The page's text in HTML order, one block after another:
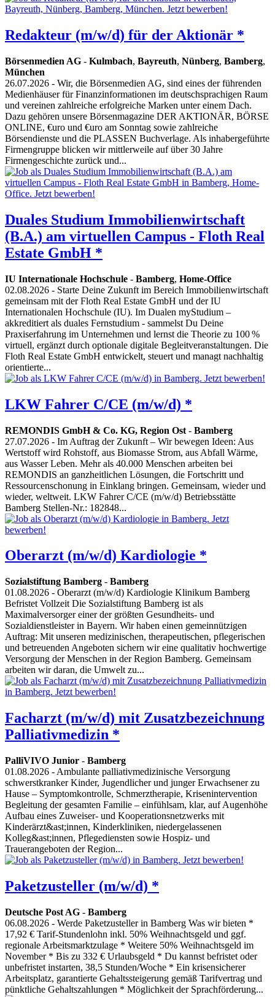
Redakteur (m/w/d) für der Aktionär *
Börsenmedien AG - Kulmbach, Bayreuth, Nünberg, Bamberg,
München
26.07.2026 - Wir, die Börsenmedien AG, sind eines der führenden
Medienhäuser für Finanzinformationen im deutschsprachigen Raum
und vereinen zahlreiche erfolgreiche Marken unter einem Dach.
Dazu gehören unsere Börsenmagazine DER AKTIONÄR, BÖRSE
ONLINE, €uro und €uro am Sonntag sowie zahlreiche
Börsendienste und die PLASSEN Buchverlage. Als inhabergeführte
Firmengruppe blicken wir mittlerweile auf über 30 Jahre
Firmengeschichte zurück und...
Duales Studium Immobilienwirtschaft
(B.A.) am virtuellen Campus - Floth Real
Estate GmbH *
IU Internationale Hochschule - Bamberg, Home-Office
02.08.2026 - Starte Deine Zukunft im Bereich Immobilienwirtschaft
gemeinsam mit der Floth Real Estate GmbH und der IU
Internationalen Hochschule (IU). Im Dualen myStudium –
akkreditiert als duales Fernstudium - sammelst Du Deine
Praxiserfahrung im Unternehmen und lernst die Theorie zu 100 %
virtuell, ergänzt durch optionale digitale Begleitveranstaltungen. Die
Floth Real Estate GmbH entwickelt, steuert und managt nachhaltig
orientierte...
LKW Fahrer C/CE (m/w/d) *
REMONDIS GmbH & Co. KG, Region Ost - Bamberg
27.07.2026 - Im Auftrag der Zukunft – Wir bewegen Ideen: Aus
Wertstoff wird Rohstoff, aus Biomasse Strom, aus Abfall Wärme,
aus Wasser Leben. Mehr als 40.000 Menschen arbeiten bei
REMONDIS an ganzheitlichen Lösungen, die Fortschritt und
Ressourcenschonung in Einklang bringen. Gemeinsam, wieder und
wieder, weltweit. LKW Fahrer C/CE (m/w/d) Betriebsstätte
Bamberg Stellen-Nr.: 182848...
Oberarzt (m/w/d) Kardiologie *
Sozialstiftung Bamberg - Bamberg
01.08.2026 - Oberarzt (m/w/d) Kardiologie Klinikum Bamberg
Befristet Vollzeit Die Sozialstiftung Bamberg ist als
Maximalversorger einer der größten Gesundheits- und
Sozialdienstleister in Bayern. Wir haben einen gemeinnützigen
Auftrag: Mit unseren medizinischen, therapeutischen, pflegerischen
und betreuenden Angeboten sichern wir eine qualitativ hochwertige
Versorgung der Menschen in der Region Bamberg. Gemeinsam
arbeiten wir daran, die Umwelt zu...
Facharzt (m/w/d) mit Zusatzbezeichnung
Palliativmedizin *
PalliVIVO Junior - Bamberg
01.08.2026 - Ambulante palliativmedizinische Versorgung
schwerstkranker Kinder, Jugendlicher und junger Erwachsener zu
Hause – Symptomkontrolle, Schmerztherapie, Krisenintervention
Begleitung der gesamten Familie – einfühlsam, klar, auf Augenhöhe
Aufbau eines Zuweiser- und Kooperationsnetzwerks mit
Kinderärzt&ast;innen, Kinderkliniken, niedergelassenen
Kolleg&ast;innen, Pflegediensten sowie Hospiz- und
Trauerangeboten der Region...
Paketzusteller (m/w/d) *
Deutsche Post AG - Bamberg
06.08.2026 - Werde Paketzusteller in Bamberg Was wir bieten *
17,92 € Tarif-Stundenlohn inkl. 50% Weihnachtsgeld und ggf.
regionale Arbeitsmarktzulage * Weitere 50% Weihnachtsgeld im
November * Bis zu 332 € Urlaubsgeld * Du kannst befristet oder
unbefristet instarten, 38,5 Stunden/Woche * Ein krisensicherer
Arbeitsplatz, garantierte Gehaltssteigerung gemäß Tarifvertrag und
pünktliche Gehaltszahlungen * Möglichkeit der Sprachförderung...